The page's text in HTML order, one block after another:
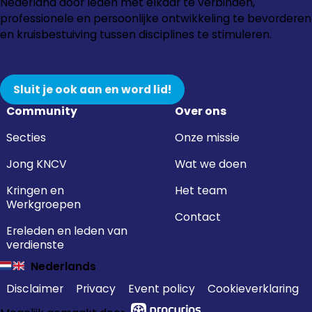
InstagramFacebook
LinkedInYouTube
Community
Secties
Jong KNCV
Kringen en
Werkgroepen
Ereleden en leden van
verdienste
Over ons
Onze missie
Wat we doen
Het team
Contact
professionele en persoonlijke ontwikkeling te bevorderen
en kruisbestuiving tussen disciplines te stimuleren.
Sluit je ook aan en word lid!
Nederlands
Disclaimer
Privacy Event policy
Cookieverklaring